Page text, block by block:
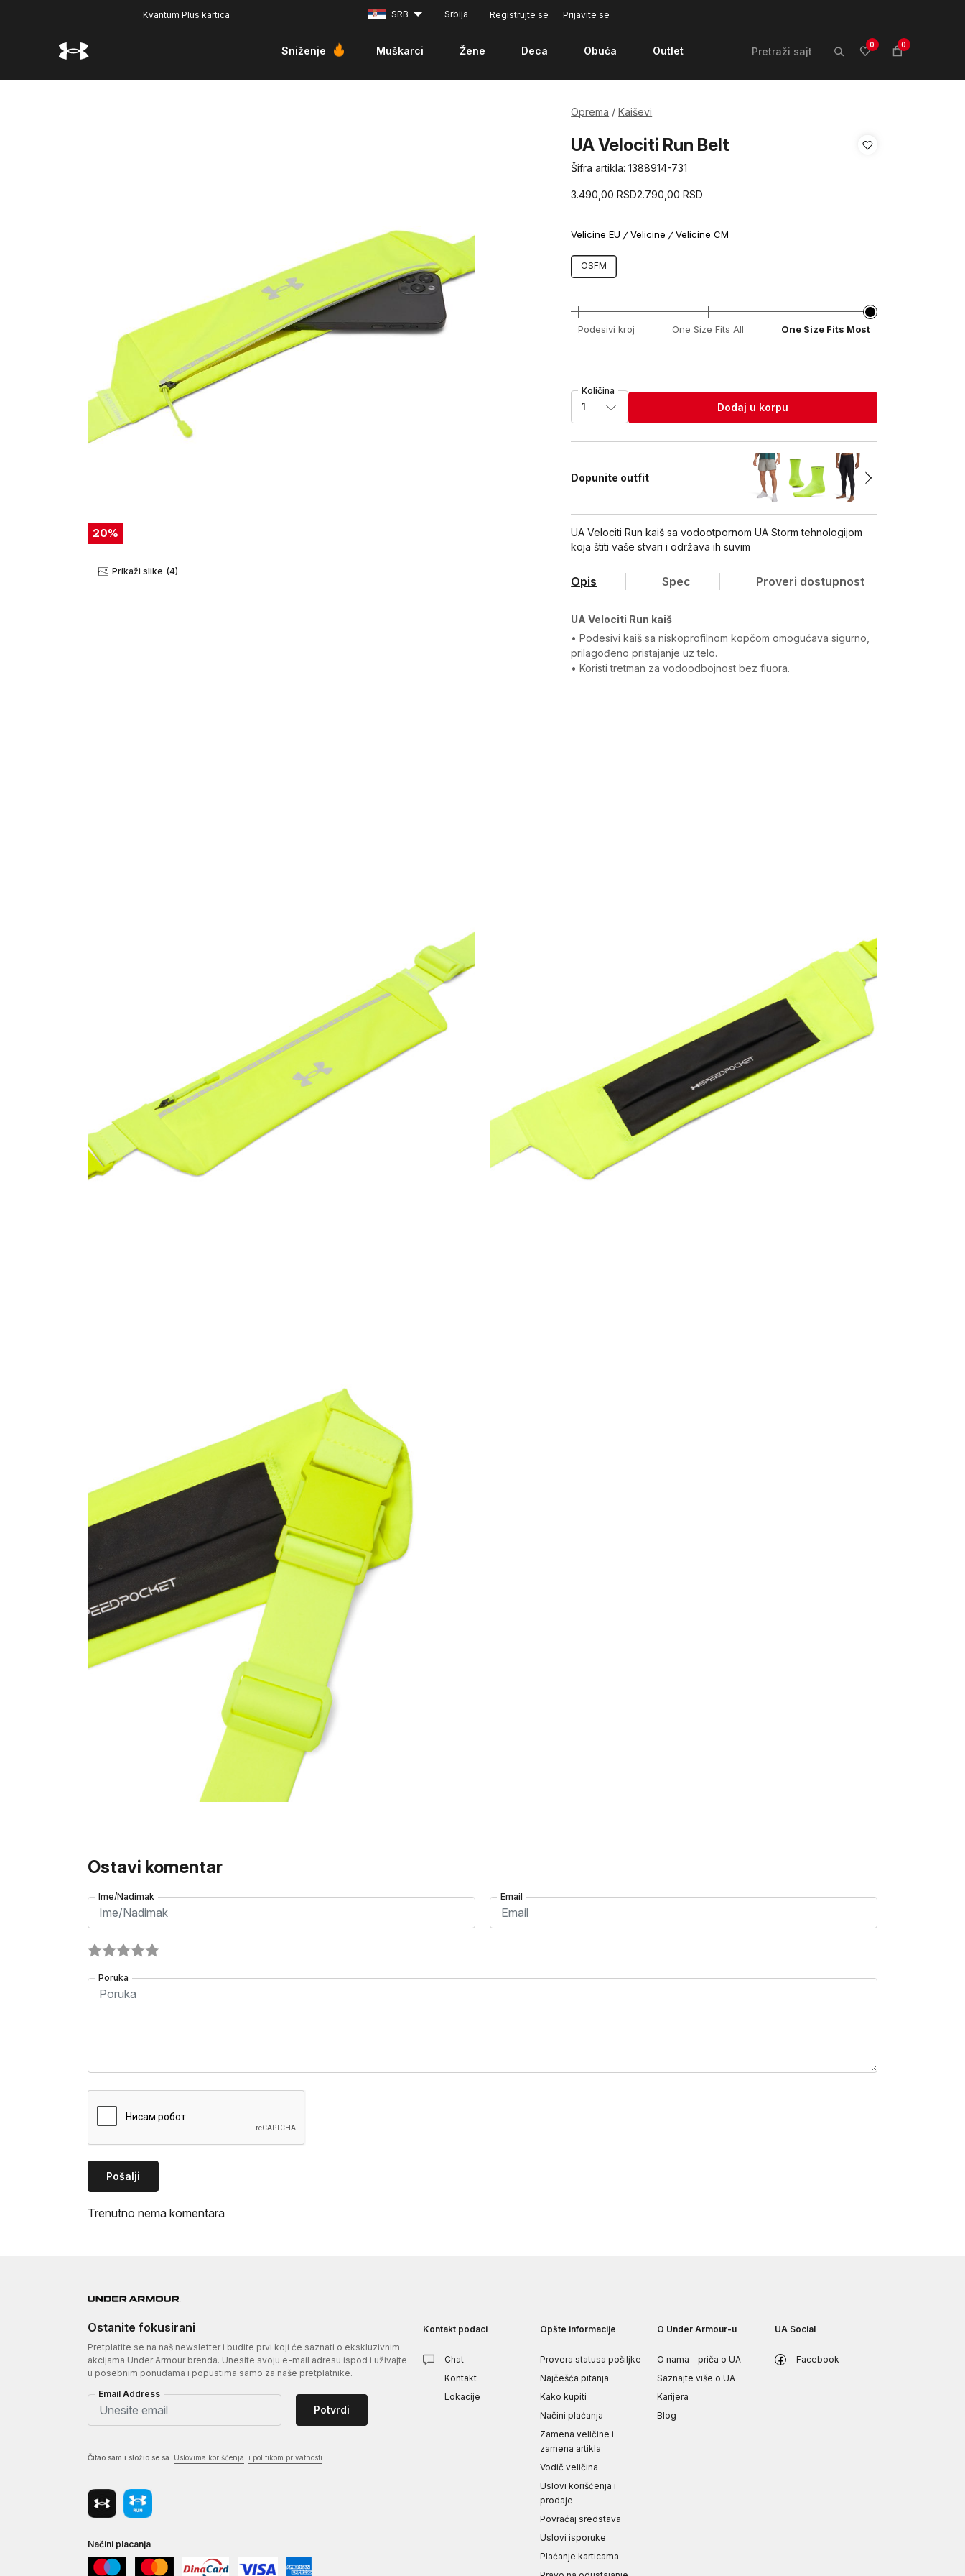
Kvantum Plus kartica Besplatna dostava za porudžbine iznad 6000 dinara Prijavite se
Registrujte se
SRB Srbija
Sniženje Muškarci Žene Deca Obuća Outlet 0 0
20%
Prikaži slike (4)
Oprema Kaiševi
UA Velociti Run Belt
Šifra artikla:1388914-731
3.490,00 RSD2.790,00 RSD
Velicine EU Velicine Velicine CM
OSFM
Podesivi kroj One Size Fits All One Size Fits Most
Količina
1 Dodaj u korpu
Dopunite outfit
UA Velociti Run kaiš sa vodootpornom UA Storm tehnologijom
koja štiti vaše stvari i održava ih suvim
Opis Spec Proveri dostupnost
UA Velociti Run kaiš
• Podesivi kaiš sa niskoprofilnom kopčom omogućava sigurno,
prilagođeno pristajanje uz telo.
• Koristi tretman za vodoodbojnost bez fluora.
Ostavi komentar
Ime/Nadimak Email
Poruka
Pošalji
Trenutno nema komentara
Ostanite fokusirani
Pretplatite se na naš newsletter i budite prvi koji će saznati o ekskluzivnim
akcijama Under Armour brenda. Unesite svoju e-mail adresu ispod i uživajte
u posebnim ponudama i popustima samo za naše pretplatnike.
Email Address
Potvrdi
Čitao sam i složio se sa Uslovima korišćenja i politikom privatnosti
Načini placanja
Kontakt podaci
Chat
Kontakt
Lokacije
Opšte informacije
Provera statusa pošiljke
Najčešća pitanja
Kako kupiti
Načini plaćanja
Zamena veličine i
zamena artikla
Vodič veličina
Uslovi korišćenja i
prodaje
Povraćaj sredstava
Uslovi isporuke
Plaćanje karticama
O Under Armour-u
O nama - priča o UA
Saznajte više o UA
Karijera
Blog
UA Social
Facebook